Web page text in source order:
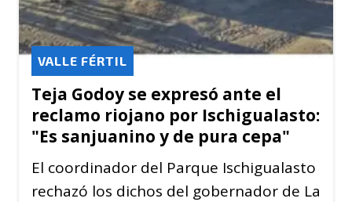
Teja Godoy se expresó ante el
reclamo riojano por Ischigualasto:
"Es sanjuanino y de pura cepa"
VALLE FÉRTIL
El coordinador del Parque Ischigualasto
rechazó los dichos del gobernador de La